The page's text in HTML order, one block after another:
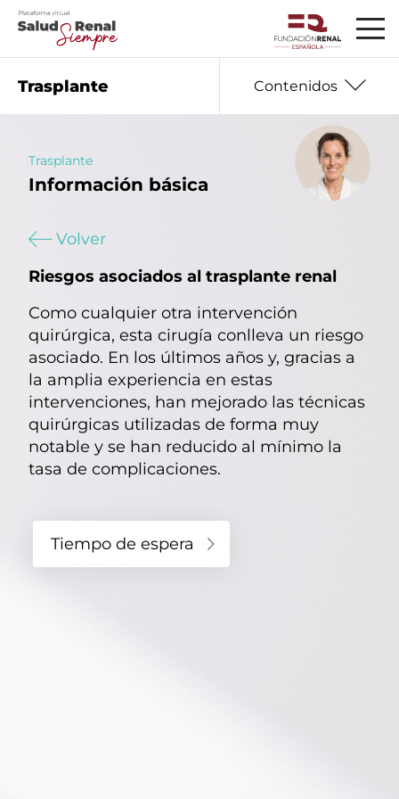
Trasplante Contenidos
01 Información básica
04
05
Mujer y enfermedad renal
06
Nutrición
07
Salud emocional
08
En primera persona
Vacaciones, ocio y tiempo libre
Trasplante
Información básica
Volver
Riesgos asociados al trasplante renal
Como cualquier otra intervención
quirúrgica, esta cirugía conlleva un riesgo
asociado. En los últimos años y, gracias a
la amplia experiencia en estas
intervenciones, han mejorado las técnicas
quirúrgicas utilizadas de forma muy
notable y se han reducido al mínimo la
tasa de complicaciones.
Tiempo de espera